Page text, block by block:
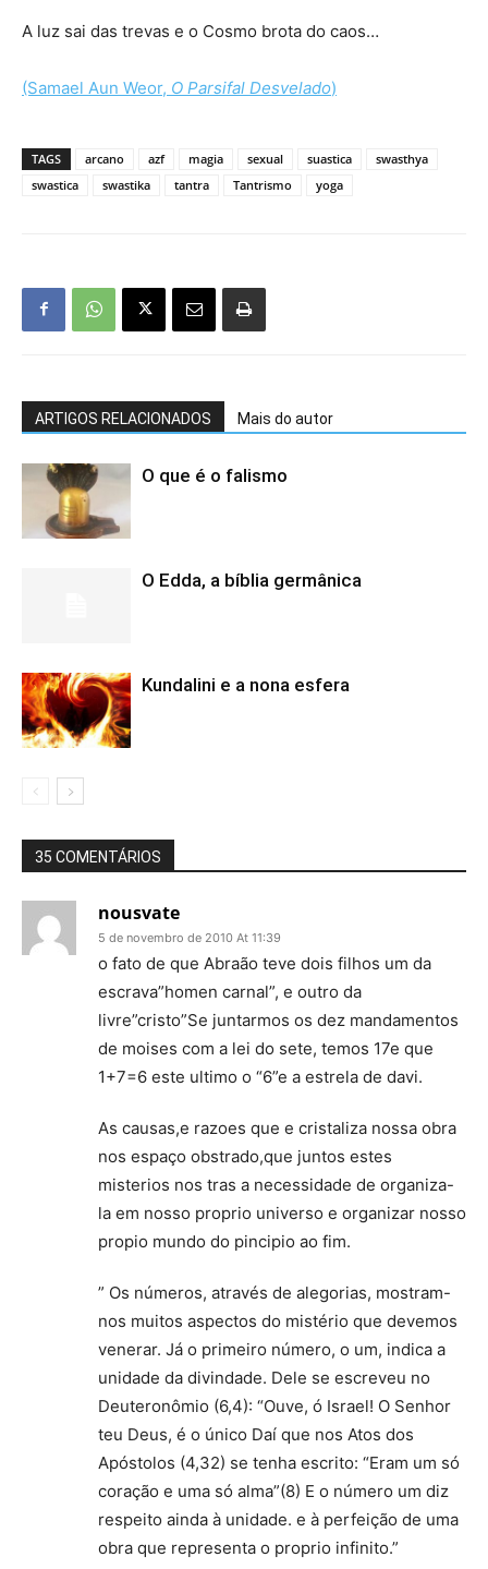
A luz sai das trevas e o Cosmo brota do caos…
(Samael Aun Weor, O Parsifal Desvelado)
TAGS arcano azf magia sexual suastica
swasthya
swastica
swastika tantra Tantrismo yoga
ARTIGOS RELACIONADOS Mais do autor
O que é o falismo
O Edda, a bíblia germânica
Kundalini e a nona esfera
35 COMENTÁRIOS
nousvate
5 de novembro de 2010 At 11:39
o fato de que Abraão teve dois filhos um da
escrava”homen carnal”, e outro da
livre”cristo”Se juntarmos os dez mandamentos
de moises com a lei do sete, temos 17e que
1+7=6 este ultimo o “6”e a estrela de davi.
As causas,e razoes que e cristaliza nossa obra
nos espaço obstrado,que juntos estes
misterios nos tras a necessidade de organiza-
la em nosso proprio universo e organizar nosso
propio mundo do pincipio ao fim.
” Os números, através de alegorias, mostram-
nos muitos aspectos do mistério que devemos
venerar. Já o primeiro número, o um, indica a
unidade da divindade. Dele se escreveu no
Deuteronômio (6,4): “Ouve, ó Israel! O Senhor
teu Deus, é o único Daí que nos Atos dos
Apóstolos (4,32) se tenha escrito: “Eram um só
coração e uma só alma”(8) E o número um diz
respeito ainda à unidade. e à perfeição de uma
obra que representa o proprio infinito.”